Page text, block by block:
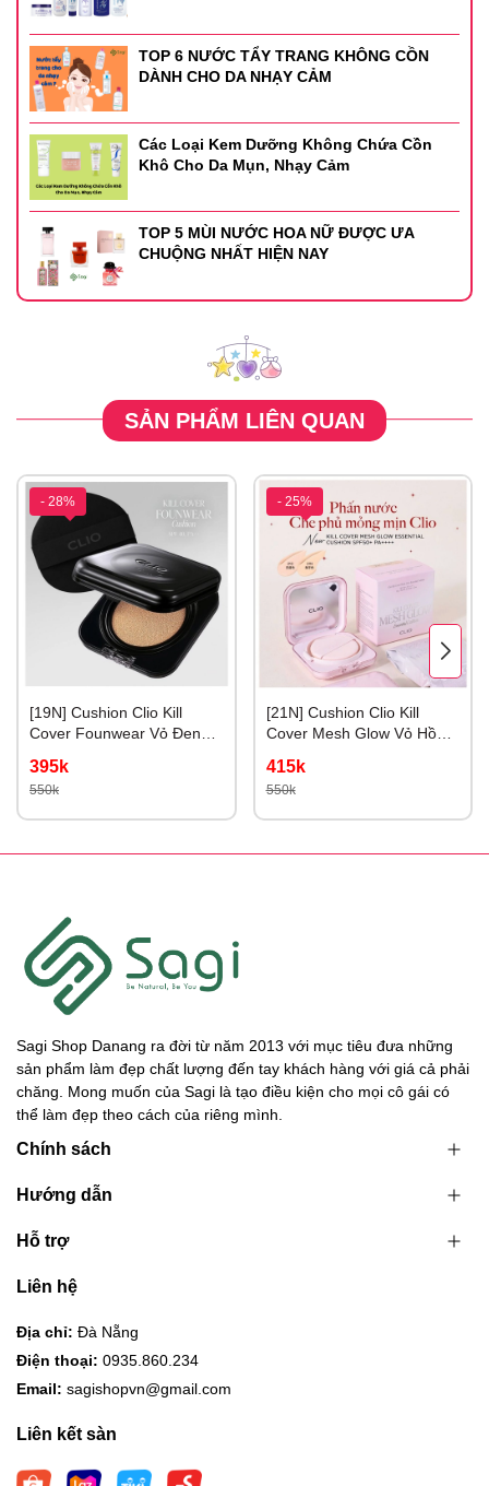
TOP 6 NƯỚC TẨY TRANG KHÔNG CỒN
DÀNH CHO DA NHẠY CẢM
Các Loại Kem Dưỡng Không Chứa Cồn
Khô Cho Da Mụn, Nhạy Cảm
TOP 5 MÙI NƯỚC HOA NỮ ĐƯỢC ƯA
CHUỘNG NHẤT HIỆN NAY
SẢN PHẨM LIÊN QUAN
- 28%
[19N] Cushion Clio Kill
Cover Founwear Vỏ Đen
porcelain
395k
550k
- 25%
[21N] Cushion Clio Kill
Cover Mesh Glow Vỏ Hồng
415k
550k
Sagi Shop Danang ra đời từ năm 2013 với mục tiêu đưa những
sản phẩm làm đẹp chất lượng đến tay khách hàng với giá cả phải
chăng. Mong muốn của Sagi là tạo điều kiện cho mọi cô gái có
thể làm đẹp theo cách của riêng mình.
Chính sách
Hướng dẫn
Hỗ trợ
Liên hệ
Địa chỉ: Đà Nẵng
Điện thoại: 0935.860.234
Email: sagishopvn@gmail.com
Liên kết sàn